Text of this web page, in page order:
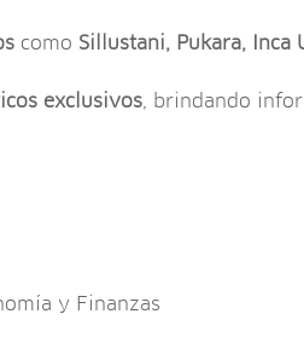
como Sillustani, Pukara, Inca
exclusivos , brindando
y Finanzas